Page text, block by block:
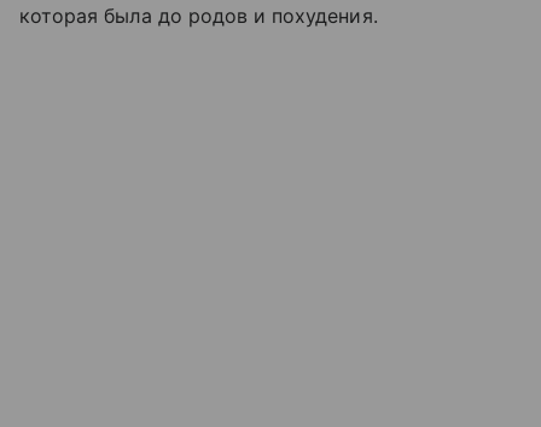
которая была до родов и похудения.